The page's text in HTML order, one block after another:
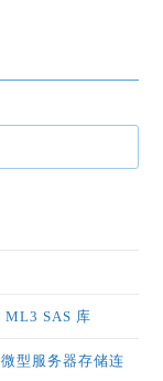
SAS 库
型服务器存储连